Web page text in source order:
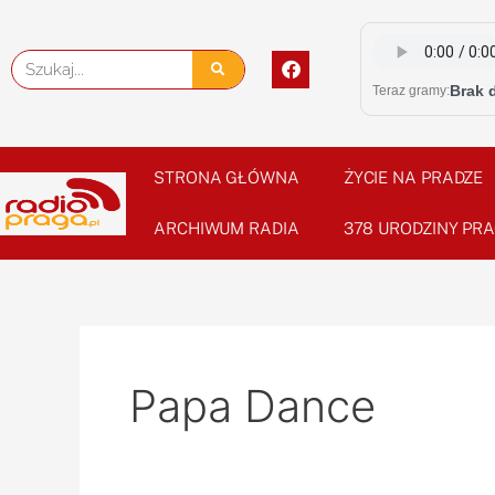
content
Szukaj
F
a
c
o
o
k
Teraz gramy:Brak
STRONA GŁÓWNA ŻYCIE NA PRADZE
ARCHIWUM RADIA 378 URODZINY
Papa Dance